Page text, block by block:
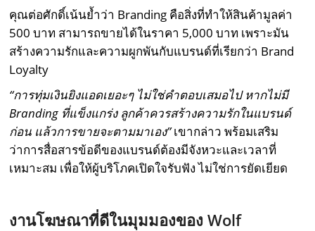
คุณต่อศักดิ์เน้นย้ำว่า Branding คือสิ่งที่ทำให้สินค้ามูลค่า
500 บาท สามารถขายได้ในราคา 5,000 บาท เพราะมัน
สร้างความรักและความผูกพันกับแบรนด์ที่เรียกว่า Brand
Loyalty
“การทุ่มเงินยิงแอดเยอะๆ ไม่ใช่คำตอบเสมอไป หากไม่มี
Branding ที่แข็งแกร่ง ลูกค้าควรสร้างความรักในแบรนด์
ก่อน แล้วการขายจะตามมาเอง”เขากล่าว พร้อมเสริม
ว่าการสื่อสารข้อดีของแบรนด์ต้องมีจังหวะและเวลาที่
เหมาะสม เพื่อให้ผู้บริโภคเปิดใจรับฟัง ไม่ใช่การยัดเยียด
งานโฆษณาที่ดีในมุมมองของ Wolf